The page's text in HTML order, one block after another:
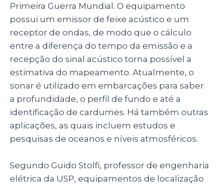
Primeira Guerra Mundial. O equipamento
possui um emissor de feixe acústico e um
receptor de ondas, de modo que o cálculo
entre a diferença do tempo da emissão e a
recepção do sinal acústico torna possível a
estimativa do mapeamento. Atualmente, o
sonar é utilizado em embarcações para saber
a profundidade, o perfil de fundo e até a
identificação de cardumes. Há também outras
aplicações, as quais incluem estudos e
pesquisas de oceanos e níveis atmosféricos.
Segundo Guido Stolfi, professor de engenharia
elétrica da USP, equipamentos de localização